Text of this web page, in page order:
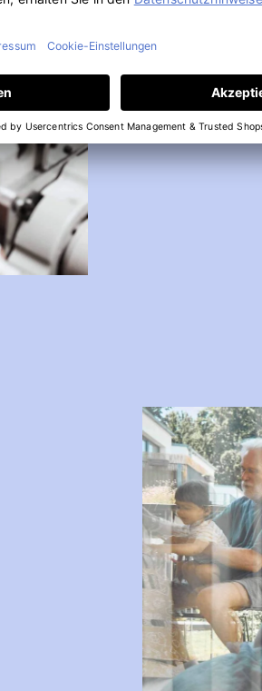
produziert. Schaum
CertiPUR® und
Produktklasse hat